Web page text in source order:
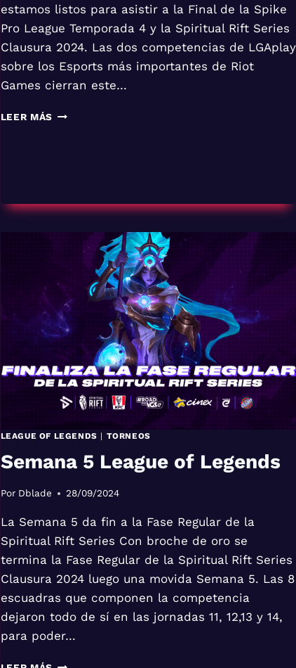
estamos listos para asistir a la Final de la Spike
Pro League Temporada 4 y la Spiritual Rift Series
Clausura 2024. Las dos competencias de LGAplay
sobre los Esports más importantes de Riot
Games cierran este…
LEER MÁS CIERRE
LEAGUE OF LEGENDS | TORNEOS
Semana 5 League of Legends
Por Dblade 28/09/2024
La Semana 5 da fin a la Fase Regular de la
Spiritual Rift Series Con broche de oro se
termina la Fase Regular de la Spiritual Rift Series
Clausura 2024 luego una movida Semana 5. Las 8
escuadras que componen la competencia
dejaron todo de sí en las jornadas 11, 12,13 y 14,
para poder…
SEMANA